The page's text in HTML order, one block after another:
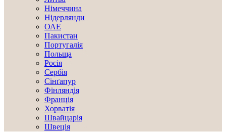
Німеччина
Нідерлянди
ОАЕ
Пакистан
Португалія
Польща
Росія
Сербія
Сінґапур
Фінляндія
Франція
Хорватія
Швайцарія
Швеція